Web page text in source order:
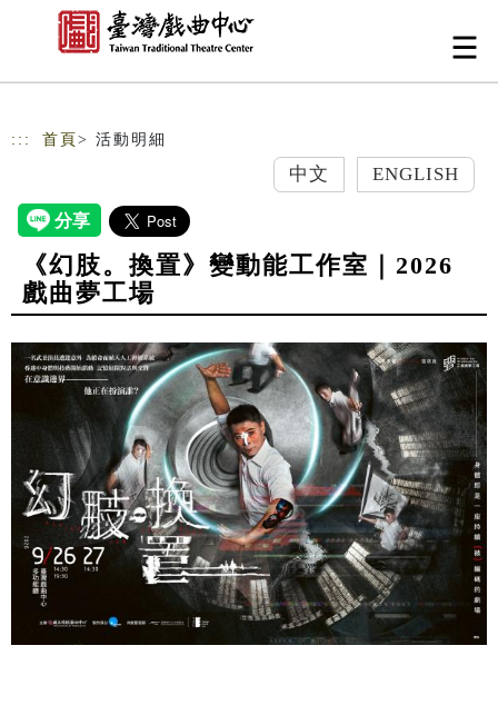
跳到主要內容
網站導覽
::: 首頁 > 活動明細
中文 ENGLISH
《幻肢。換置》變動能工作室｜2026
戲曲夢工場